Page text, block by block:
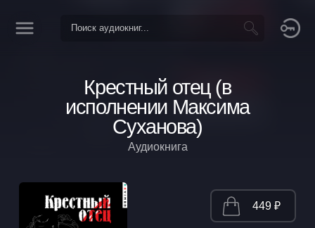
Крестный отец (в
исполнении Максима
Суханова)
Аудиокнига
449 ₽